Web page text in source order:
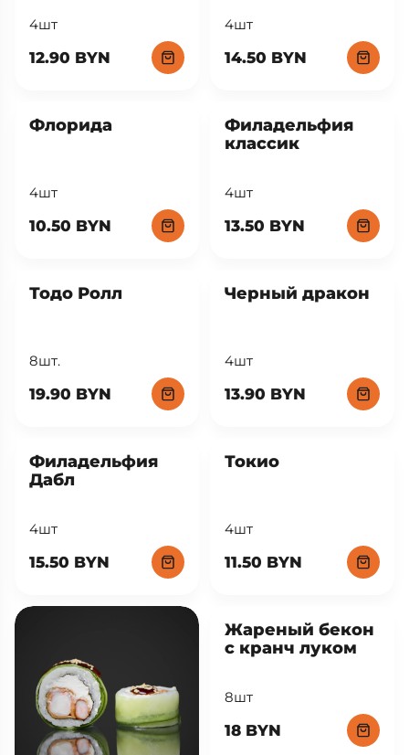
4шт
12.90 BYN
4шт
14.50 BYN
Флорида
4шт
10.50 BYN
Филадельфия
классик
4шт
13.50 BYN
Тодо Ролл
8шт.
19.90 BYN
Черный дракон
4шт
13.90 BYN
Филадельфия
Дабл
4шт
15.50 BYN
Токио
4шт
11.50 BYN
Жареный бекон
с кранч луком
8шт
18 BYN